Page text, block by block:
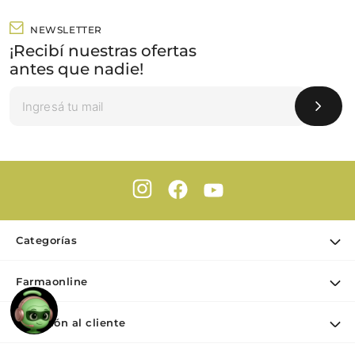
NEWSLETTER
¡Recibí nuestras ofertas
antes que nadie!
Categorías
Cuidado Personal
Dermocosmética
Farmaonline
Nuestra empresa
Puntos de retiro
Atención al cliente